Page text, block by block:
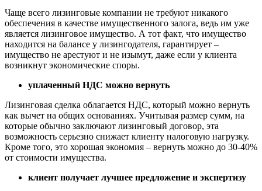
Чаще всего лизинговые компании не требуют никакого
обеспечения в качестве имущественного залога, ведь им уже
является лизинговое имущество. А тот факт, что имущество
находится на балансе у лизингодателя, гарантирует –
имущество не арестуют и не изымут, даже если у клиента
возникнут экономические споры.
уплаченный НДС можно вернуть
Лизинговая сделка облагается НДС, который можно вернуть
как вычет на общих основаниях. Учитывая размер сумм, на
которые обычно заключают лизинговый договор, эта
возможность серьезно снижает клиенту налоговую нагрузку.
Кроме того, это хорошая экономия – вернуть можно до 30-40%
от стоимости имущества.
клиент получает лучшее предложение и экспертизу